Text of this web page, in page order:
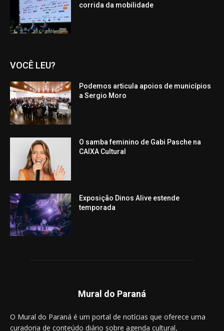
corrida da mobilidade
VOCÊ LEU?
Podemos articula apoios de municípios
a Sergio Moro
O samba feminino de Gabi Pasche na
CAIXA Cultural
Exposição Dinos Alive estende
temporada
Mural do Paraná
O Mural do Paraná é um portal de notícias que oferece uma
curadoria de conteúdo diário sobre agenda cultural,